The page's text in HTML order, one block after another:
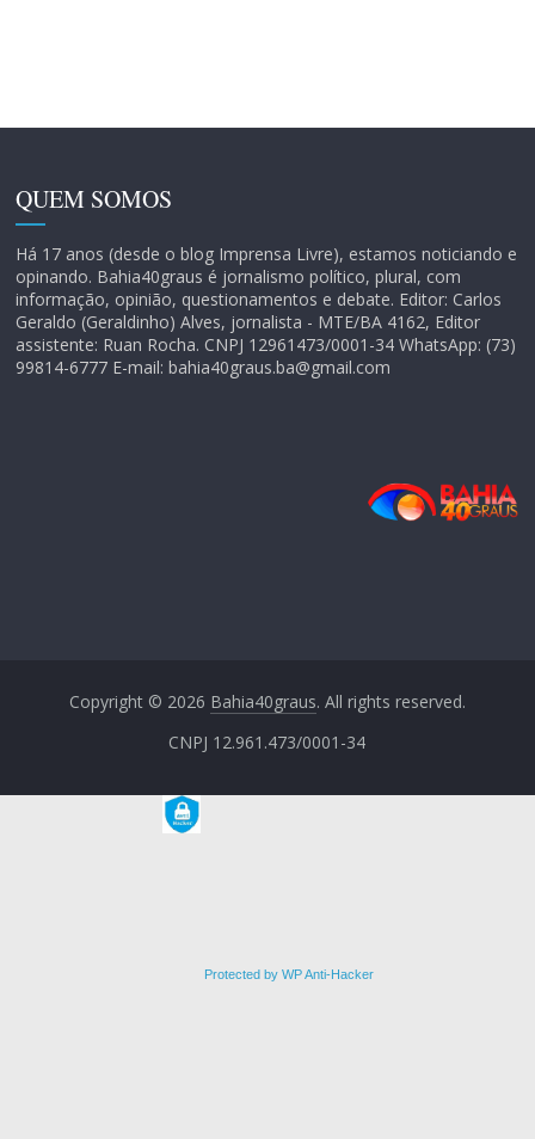
QUEM SOMOS
Há 17 anos (desde o blog Imprensa Livre), estamos noticiando e
opinando. Bahia40graus é jornalismo político, plural, com
informação, opinião, questionamentos e debate. Editor: Carlos
Geraldo (Geraldinho) Alves, jornalista - MTE/BA 4162, Editor
assistente: Ruan Rocha. CNPJ 12961473/0001-34 WhatsApp: (73)
99814-6777 E-mail: bahia40graus.ba@gmail.com
Copyright © 2026 Bahia40graus. All rights reserved.
CNPJ 12.961.473/0001-34
Protected by WP Anti-Hacker